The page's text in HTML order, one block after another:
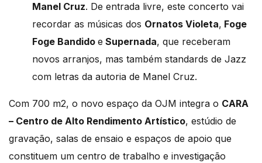
Manel Cruz. De entrada livre, este concerto vai
recordar as músicas dos Ornatos Violeta, Foge
Foge Bandido e Supernada, que receberam
novos arranjos, mas também standards de Jazz
com letras da autoria de Manel Cruz.
Com 700 m2, o novo espaço da OJM integra o CARA
– Centro de Alto Rendimento Artístico, estúdio de
gravação, salas de ensaio e espaços de apoio que
constituem um centro de trabalho e investigação